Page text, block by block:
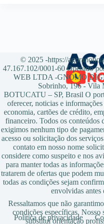
© 2025 -https://
47.167.102/0001-60 Operado
WEB LTDA -GNOMO
Sobrinho, 196 - Vila
BOTUCATU – SP, Brasil O
oferecer, noticias e
economia, cartões de crédito,
financeiro. Todos os conteúdos
exigimos nenhum tipo de
acesso ou solicitação dos
contato em nosso nome
considere como suspeito e nos
para manter todas as
tratarem de ofertas que podem
todas as condições sejam
envolvidas antes
Ressaltamos que não
condições específicas.
substitui orientação
Política de privacidade